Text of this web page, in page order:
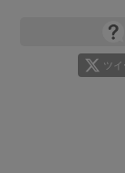
ツイ